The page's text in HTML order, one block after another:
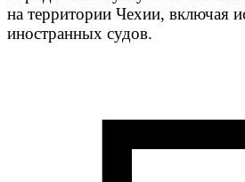
на территории Чехии, включая
иностранных судов.